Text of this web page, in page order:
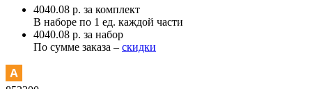
4040.08 р. за комплект
В наборе по 1 ед. каждой части
4040.08 р. за набор
По сумме заказа – скидки